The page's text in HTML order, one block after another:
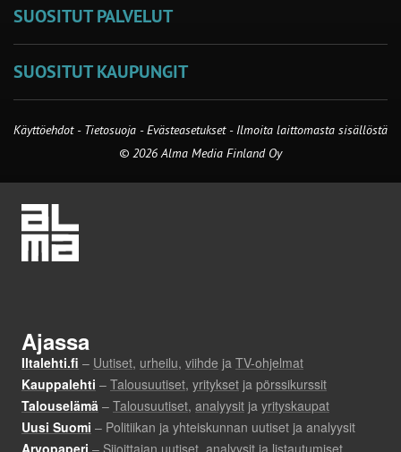
SUOSITUT PALVELUT
SUOSITUT KAUPUNGIT
Käyttöehdot - Tietosuoja -Evästeasetukset- Ilmoita laittomasta sisällöstä
© 2026 Alma Media Finland Oy